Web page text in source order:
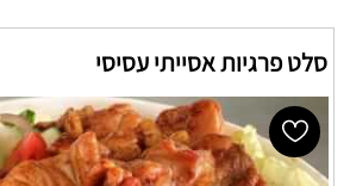
סלט פרגיות אסייתי עסיסי